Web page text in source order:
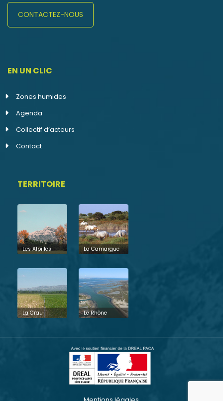
CONTACTEZ-NOUS
EN UN CLIC
Zones humides
Agenda
Collectif d’acteurs
Contact
TERRITOIRE
Les Alpilles La Camargue
La Crau Le Rhône